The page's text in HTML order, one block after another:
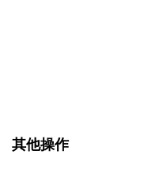
其他操作